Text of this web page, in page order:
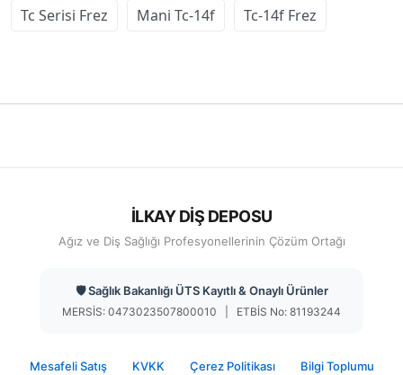
Tc Serisi Frez Mani Tc-14f Tc-14f Frez
İLKAY DİŞ DEPOSU
Ağız ve Diş Sağlığı Profesyonellerinin Çözüm Ortağı
🛡️ Sağlık Bakanlığı ÜTS Kayıtlı & Onaylı Ürünler
MERSİS: 0473023507800010 | ETBİS No: 81193244
Mesafeli Satış KVKK Çerez Politikası Bilgi Toplumu